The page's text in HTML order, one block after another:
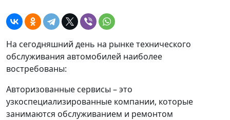
На сегодняшний день на рынке технического
обслуживания автомобилей наиболее
востребованы:
Авторизованные сервисы – это
узкоспециализированные компании, которые
занимаются обслуживанием и ремонтом